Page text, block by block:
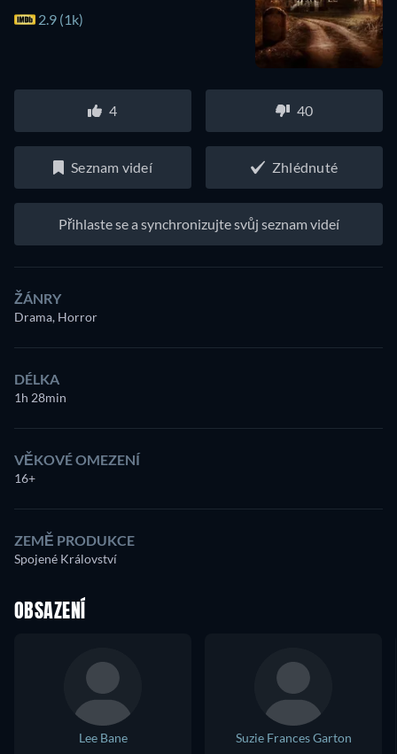
2.9 (1k)
4 40
Seznam videí Zhlédnuté
Přihlaste se a synchronizujte svůj seznam videí
ŽÁNRY
Drama, Horror
DÉLKA
1h 28min
VĚKOVÉ OMEZENÍ
16+
ZEMĚ PRODUKCE
Spojené Království
OBSAZENÍ
Lee Bane
Suzie Frances Garton